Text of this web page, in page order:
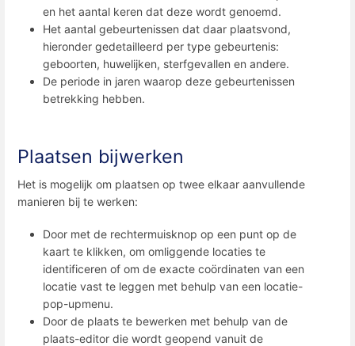
en het aantal keren dat deze wordt genoemd.
Het aantal gebeurtenissen dat daar plaatsvond,
hieronder gedetailleerd per type gebeurtenis:
geboorten, huwelijken, sterfgevallen en andere.
De periode in jaren waarop deze gebeurtenissen
betrekking hebben.
Plaatsen bijwerken
Het is mogelijk om plaatsen op twee elkaar aanvullende
manieren bij te werken:
Door met de rechtermuisknop op een punt op de
kaart te klikken, om omliggende locaties te
identificeren of om de exacte coördinaten van een
locatie vast te leggen met behulp van een locatie-
pop-upmenu.
Door de plaats te bewerken met behulp van de
plaats-editor die wordt geopend vanuit de